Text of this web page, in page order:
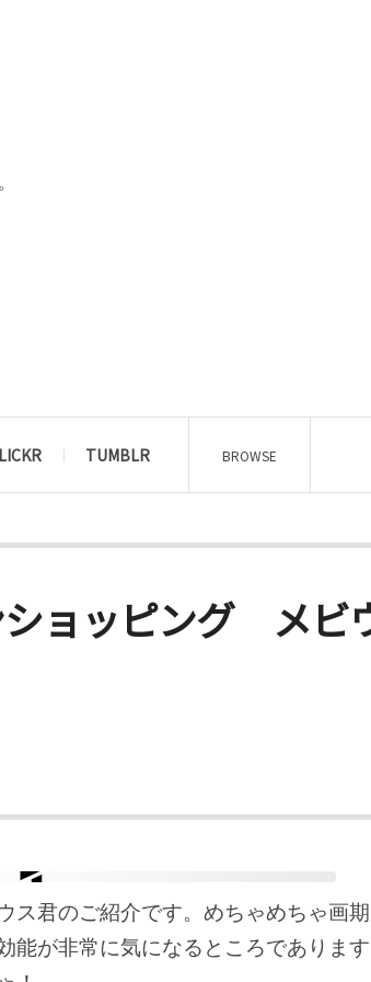
TUMBLR BROWSE
ショッピング メビ
ス君のご紹介です。めちゃめちゃ画
能が非常に気になるところでありま